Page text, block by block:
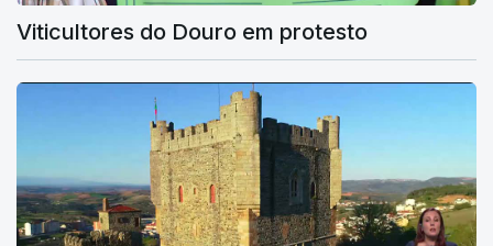
Viticultores do Douro em protesto